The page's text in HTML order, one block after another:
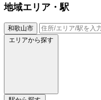
地域エリア・駅
和歌山市
エリアから探す